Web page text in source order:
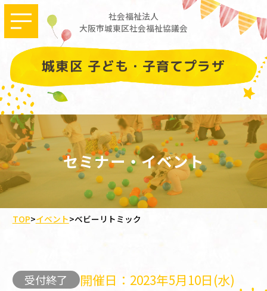
社会福祉法人
大阪市城東区社会福祉協議会
城東区 子ども・子育てプラザ
セミナー・イベント
TOP>イベント>ベビーリトミック
受付終了 開催日：2023年5月10日(水)